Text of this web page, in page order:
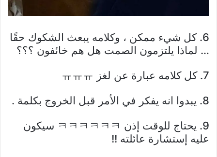
6. كل شيء ممكن ، وكلامه يبعث الشكوك حقًا
… لماذا يلتزمون الصمت هل هم خائفون ؟؟؟
7. كل كلامه عبارة عن لغز ㅠㅠㅠ
8. يبدوا انه يفكر في الأمر قبل الخروج بكلمة .
9. يحتاج للوقت إذن ㅋㅋㅋㅋㅋㅋ سيكون
عليه إستشارة عائلته !!